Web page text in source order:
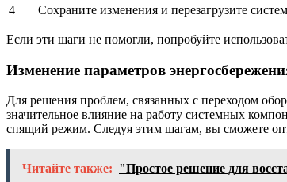
4
Сохраните изменения и перезагрузите
Если эти шаги не помогли, попробуйте
Изменение параметров
Для решения проблем, связанных с переходом
значительное влияние на работу системных
спящий режим. Следуя этим шагам, вы сможете
Читайте также: "Простое решение для